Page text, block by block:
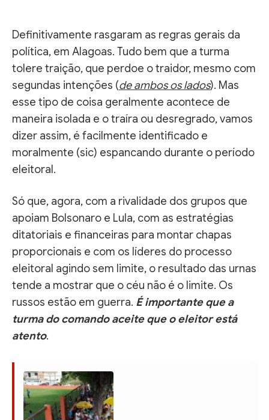
Definitivamente rasgaram as regras gerais da
política, em Alagoas. Tudo bem que a turma
tolere traição, que perdoe o traidor, mesmo com
segundas intenções (de ambos os lados). Mas
esse tipo de coisa geralmente acontece de
maneira isolada e o traíra ou desregrado, vamos
dizer assim, é facilmente identificado e
moralmente (sic) espancando durante o período
eleitoral.
Só que, agora, com a rivalidade dos grupos que
apoiam Bolsonaro e Lula, com as estratégias
ditatoriais e financeiras para montar chapas
proporcionais e com os líderes do processo
eleitoral agindo sem limite, o resultado das urnas
tende a mostrar que o céu não é o limite. Os
russos estão em guerra. É importante que a
turma do comando aceite que o eleitor está
atento.